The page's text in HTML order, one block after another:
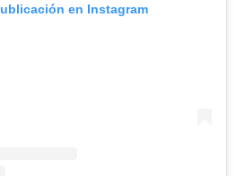
en Instagram